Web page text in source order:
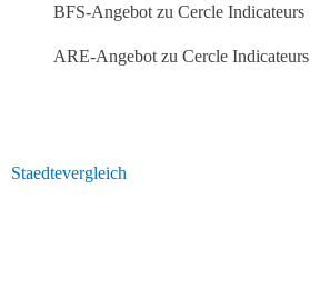
BFS-Angebot zu Cercle Indicateurs
ARE-Angebot zu Cercle Indicateurs
Navigation
Staedtevergleich